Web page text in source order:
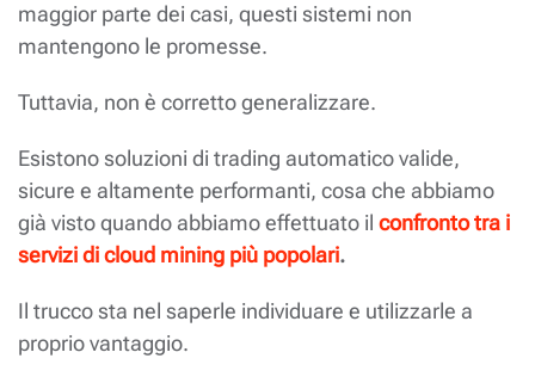
maggior parte dei casi, questi sistemi non
mantengono le promesse.
Tuttavia, non è corretto generalizzare.
Esistono soluzioni di trading automatico valide,
sicure e altamente performanti, cosa che abbiamo
già visto quando abbiamo effettuato il confronto tra i
servizi di cloud mining più popolari.
Il trucco sta nel saperle individuare e utilizzarle a
proprio vantaggio.